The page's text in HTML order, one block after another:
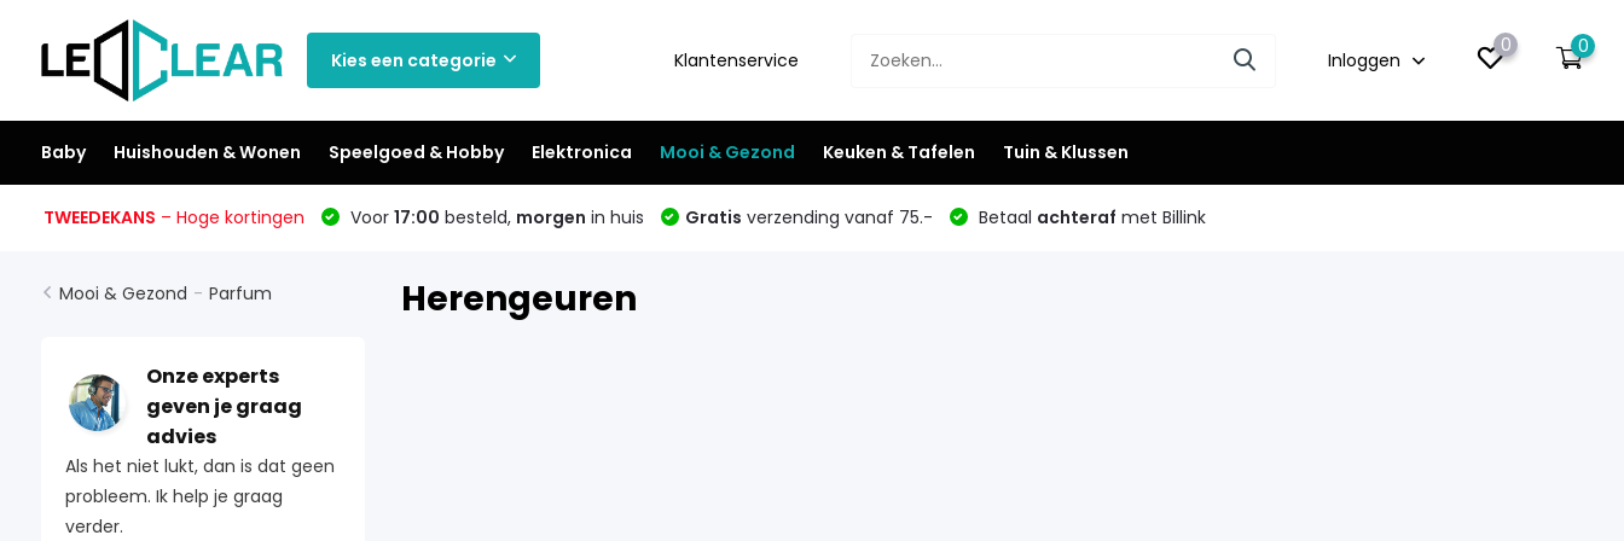
Kies een categorie Klantenservice Inloggen
0 0
Baby Huishouden & Wonen Speelgoed & Hobby Elektronica Mooi & Gezond Keuken & Tafelen Tuin & Klussen
TWEEDEKANS – Hoge kortingen Voor 17:00 besteld, morgen in huis Gratis verzending vanaf 75.- Betaal achteraf met Billink
Mooi & Gezond - Parfum
Onze experts
geven je graag
advies
Als het niet lukt, dan is dat geen
probleem. Ik help je graag
verder.
Herengeuren